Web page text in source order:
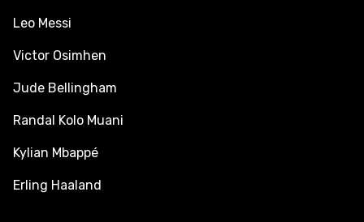
Leo Messi
Victor Osimhen
Jude Bellingham
Randal Kolo Muani
Kylian Mbappé
Erling Haaland